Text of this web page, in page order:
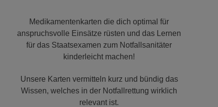
Medikamentenkarten die dich optimal für
anspruchsvolle Einsätze rüsten und das Lernen
für das Staatsexamen zum Notfallsanitäter
kinderleicht machen!
Unsere Karten vermitteln kurz und bündig das
Wissen, welches in der Notfallrettung wirklich
relevant ist.